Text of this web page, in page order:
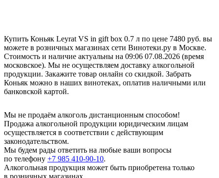
Купить Коньяк Leyrat VS in gift box 0.7 л по цене 7480 руб. вы
можете в розничных магазинах сети Винотеки.ру в Москве.
Стоимость и наличие актуальны на 09:06 07.08.2026 (время
московское). Мы не осуществляем доставку алкогольной
продукции. Закажите товар онлайн со скидкой. Забрать
Коньяк можно в наших винотеках, оплатив наличными или
банковской картой.
Мы не продаём алкоголь дистанционным способом!
Продажа алкогольной продукции юридическим лицам
осуществляется в соответствии с действующим
законодательством.
Мы будем рады ответить на любые ваши вопросы
по телефону +7 985 410-90-10.
Алкогольная продукция может быть приобретена только
в розничных магазинах.